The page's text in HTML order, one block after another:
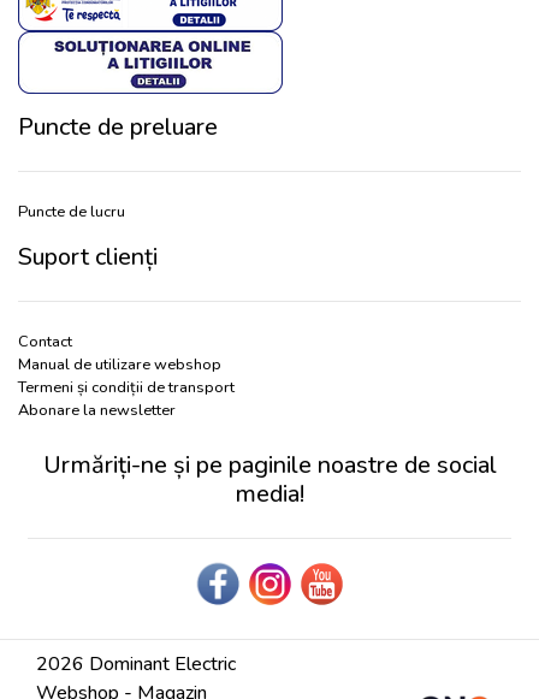
Puncte de preluare
Puncte de lucru
Suport clienți
Contact
Manual de utilizare webshop
Termeni și condiții de transport
Abonare la newsletter
Urmăriți-ne și pe paginile noastre de social
media!
2026 Dominant Electric
Webshop - Magazin